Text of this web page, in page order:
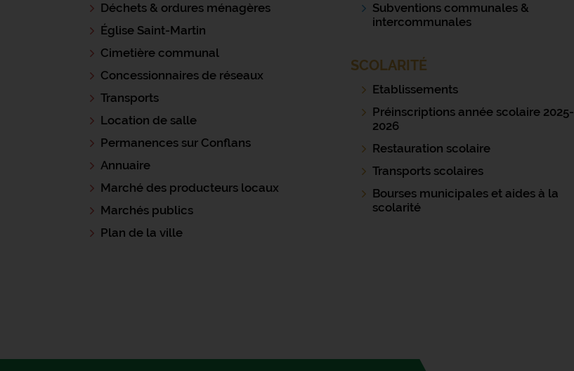
Déchets & ordures ménagères
Église Saint-Martin
Cimetière communal
Concessionnaires de réseaux
Transports
Location de salle
Permanences sur Conflans
Annuaire
Marché des producteurs locaux
Marchés publics
Plan de la ville
Subventions communales &
intercommunales
SCOLARITÉ
Etablissements
Préinscriptions année scolaire 2025-
2026
Restauration scolaire
Transports scolaires
Bourses municipales et aides à la
scolarité